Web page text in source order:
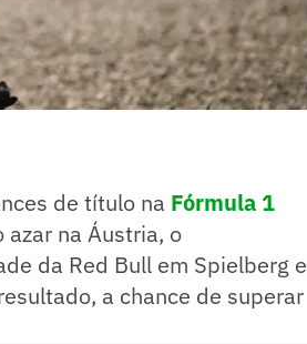
de título na Fórmula 1
na Áustria, o
da Red Bull em Spielberg e
a chance de superar